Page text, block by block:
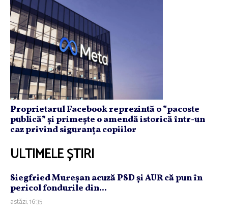
Proprietarul Facebook reprezintă o ”pacoste
publică” și primește o amendă istorică într-un
caz privind siguranța copiilor
ULTIMELE ȘTIRI
Siegfried Mureşan acuză PSD şi AUR că pun în
pericol fondurile din...
astăzi, 16:35